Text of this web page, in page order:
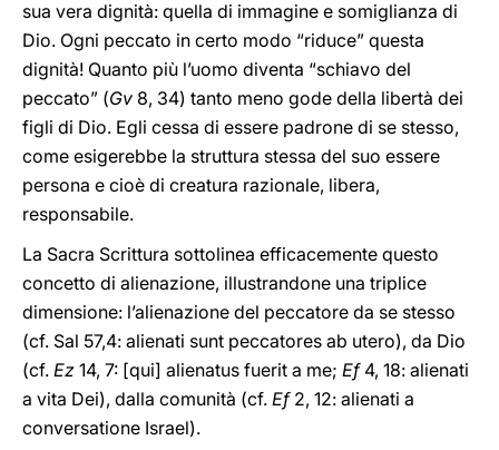
sua vera dignità: quella di immagine e somiglianza di
Dio. Ogni peccato in certo modo “riduce” questa
dignità! Quanto più l’uomo diventa “schiavo del
peccato” (Gv 8, 34) tanto meno gode della libertà dei
figli di Dio. Egli cessa di essere padrone di se stesso,
come esigerebbe la struttura stessa del suo essere
persona e cioè di creatura razionale, libera,
responsabile.
La Sacra Scrittura sottolinea efficacemente questo
concetto di alienazione, illustrandone una triplice
dimensione: l’alienazione del peccatore da se stesso
(cf. Sal 57,4: alienati sunt peccatores ab utero), da Dio
(cf. Ez 14, 7: [qui] alienatus fuerit a me; Ef4, 18: alienati
a vita Dei), dalla comunità (cf. Ef2, 12: alienati a
conversatione Israel).